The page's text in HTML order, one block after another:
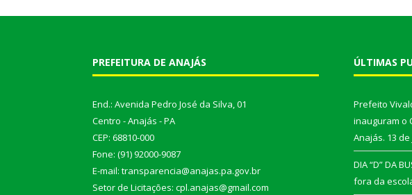
PREFEITURA DE ANAJÁS
End.: Avenida Pedro José da Silva, 01
Centro - Anajás - PA
CEP: 68810-000
Fone: (91) 92000-9087
E-mail: transparencia@anajas.pa.gov.br
Setor de Licitações: cpl.anajas@gmail.com
ÚLTIMAS
Prefeito
inauguram o
Anajás. 13
DIA “D” DA
fora da